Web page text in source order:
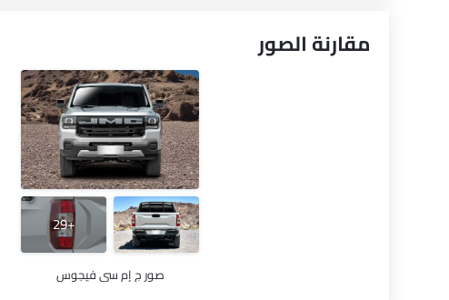
مقارنة الصور
+29
صور ج إم سي فيجوس